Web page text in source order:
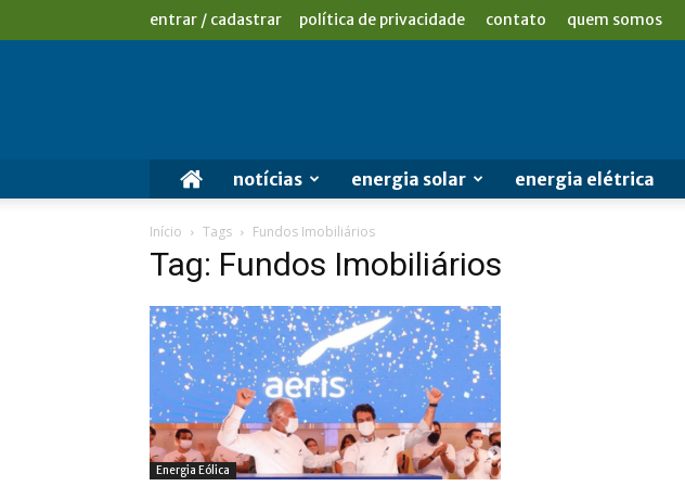
entrar / cadastrar política de privacidade contato quem somos
notícias energia solar energia elétrica
Início Tags Fundos Imobiliários
Tag: Fundos Imobiliários
Energia Eólica